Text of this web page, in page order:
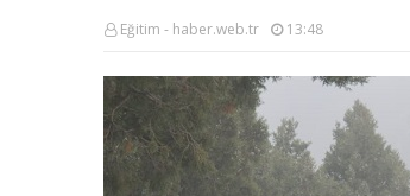
Eğitim - haber.web.tr 13:48